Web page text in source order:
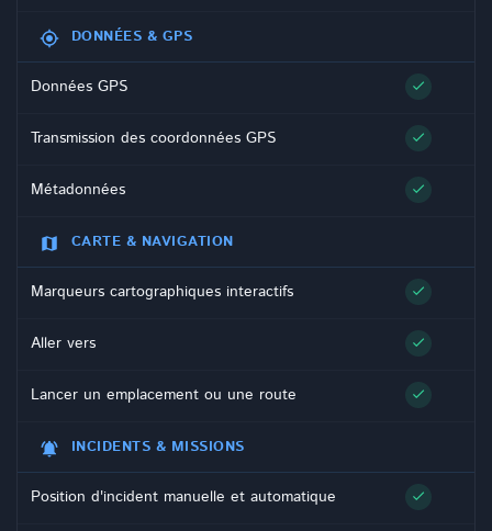
gps_fixed DONNÉES & GPS
Données GPS check
Transmission des coordonnées GPS check
Métadonnées check
map CARTE & NAVIGATION
Marqueurs cartographiques interactifs check
Aller vers check
Lancer un emplacement ou une route check
notifications_active INCIDENTS & MISSIONS
Position d'incident manuelle et automatique check